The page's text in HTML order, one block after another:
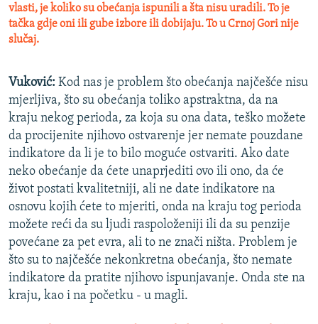
vlasti, je koliko su obećanja ispunili a šta nisu uradili. To je
tačka gdje oni ili gube izbore ili dobijaju. To u Crnoj Gori nije
slučaj.
Vuković: Kod nas je problem što obećanja najčešće nisu
mjerljiva, što su obećanja toliko apstraktna, da na
kraju nekog perioda, za koja su ona data, teško možete
da procijenite njihovo ostvarenje jer nemate pouzdane
indikatore da li je to bilo moguće ostvariti. Ako date
neko obećanje da ćete unaprjediti ovo ili ono, da će
život postati kvalitetniji, ali ne date indikatore na
osnovu kojih ćete to mjeriti, onda na kraju tog perioda
možete reći da su ljudi raspoloženiji ili da su penzije
povećane za pet evra, ali to ne znači ništa. Problem je
što su to najčešće nekonkretna obećanja, što nemate
indikatore da pratite njihovo ispunjavanje. Onda ste na
kraju, kao i na početku - u magli.